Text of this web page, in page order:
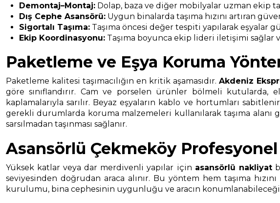
Demontaj–Montaj: Dolap, baza ve diğer mobilyalar uzman ekip
Dış Cephe Asansörü: Uygun binalarda taşıma hızını artıran
Sigortalı Taşıma: Taşıma öncesi değer tespiti yapılarak eşyalar
Ekip Koordinasyonu: Taşıma boyunca ekip lideri iletişimi sağlar
Paketleme ve Eşya Koruma
Paketleme kalitesi taşımacılığın en kritik aşamasıdır. Akdeniz
göre sınıflandırır. Cam ve porselen ürünler bölmeli
kaplamalarıyla sarılır. Beyaz eşyaların kablo ve hortumları
gerekli durumlarda koruma malzemeleri kullanılarak taşıma alanı
sarsılmadan taşınması sağlanır.
Asansörlü Çekmeköy Profesyonel
Yüksek katlar veya dar merdivenli yapılar için asansörlü nakliyat
seviyesinden doğrudan araca alınır. Bu yöntem hem taşıma
kurulumu, bina cephesinin uygunluğu ve aracın konumlanabileceği